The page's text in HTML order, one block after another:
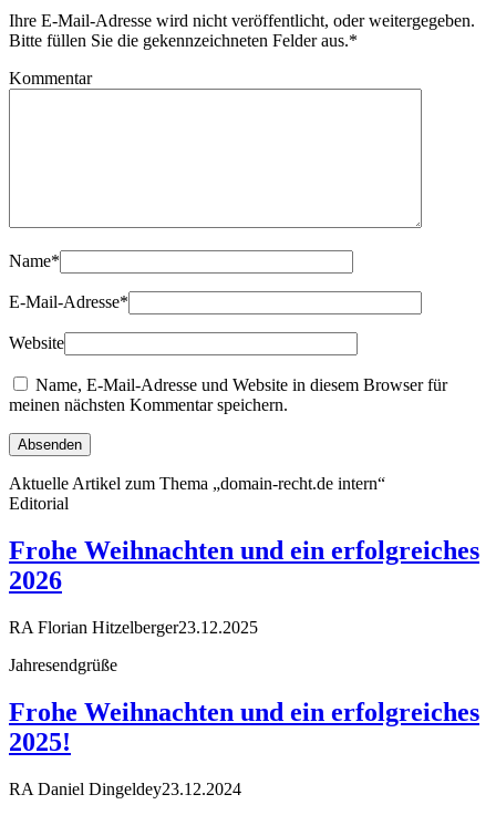
Ihre E-Mail-Adresse wird nicht veröffentlicht, oder weitergegeben.
Bitte füllen Sie die gekennzeichneten Felder aus.*
Kommentar
Name*
E-Mail-Adresse*
Website
Name, E-Mail-Adresse und Website in diesem Browser für
meinen nächsten Kommentar speichern.
Aktuelle Artikel zum Thema „domain-recht.de intern“
Editorial
Frohe Weihnachten und ein erfolgreiches
2026
RA Florian Hitzelberger23.12.2025
Jahresendgrüße
Frohe Weihnachten und ein erfolgreiches
2025!
RA Daniel Dingeldey23.12.2024